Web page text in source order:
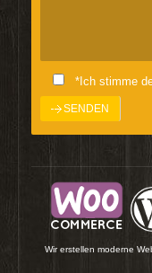
*Ich stimme
Wir erstellen moderne